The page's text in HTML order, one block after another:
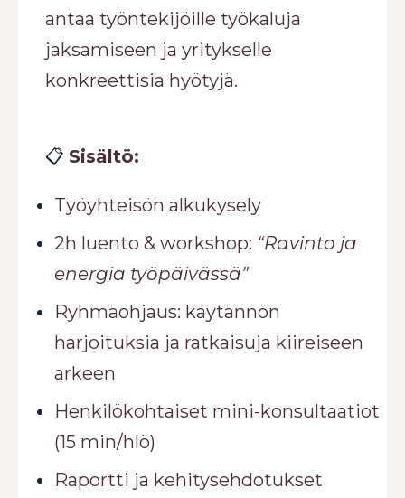
antaa työntekijöille työkaluja
jaksamiseen ja yritykselle
konkreettisia hyötyjä.
📋 Sisältö:
Työyhteisön alkukysely
2h luento & workshop: “Ravinto ja
energia työpäivässä”
Ryhmäohjaus: käytännön
harjoituksia ja ratkaisuja kiireiseen
arkeen
Henkilökohtaiset mini-konsultaatiot
(15 min/hlö)
Raportti ja kehitysehdotukset